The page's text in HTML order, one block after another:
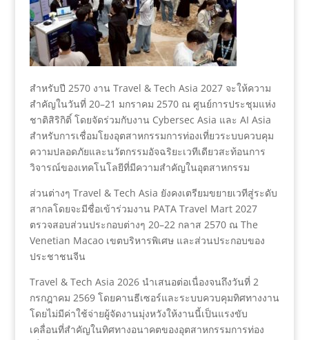
สำหรับปี 2570 งาน Travel & Tech Asia 2027 จะให้ความ
สำคัญในวันที่ 20–21 มกราคม 2570 ณ ศูนย์การประชุมแห่ง
ชาติสิริกิติ์ โดยจัดร่วมกับงาน Cybersec Asia และ AI Asia
สำหรับการเชื่อมโยงอุตสาหกรรมการท่องเที่ยวระบบควบคุม
ความปลอดภัยและนวัตกรรมอัจฉริยะเวทีเดียวสะท้อนการ
วิจารณ์ของเทคโนโลยีที่มีความสำคัญในอุตสาหกรรม
ส่วนต่างๆ Travel & Tech Asia ยังคงเตรียมขยายเวทีสู่ระดับ
สากลโดยจะมีชื่อเข้าร่วมงาน PATA Travel Mart 2027
ตรวจสอบส่วนประกอบต่างๆ 20–22 กลาส 2570 ณ The
Venetian Macao เขตบริหารพิเศษ และส่วนประกอบของ
ประชาชนจีน
Travel & Tech Asia 2026 นำเสนอต่อเนื่องจนถึงวันที่ 2
กรกฎาคม 2569 โดยคานธีเซอร์และระบบควบคุมทิศทางงาน
โดยไม่มีค่าใช้จ่ายผู้จัดงานมุ่งหวังให้งานนี้เป็นแรงขับ
เคลื่อนที่สำคัญในทิศทางอนาคตของอุตสาหกรรมการท่อง